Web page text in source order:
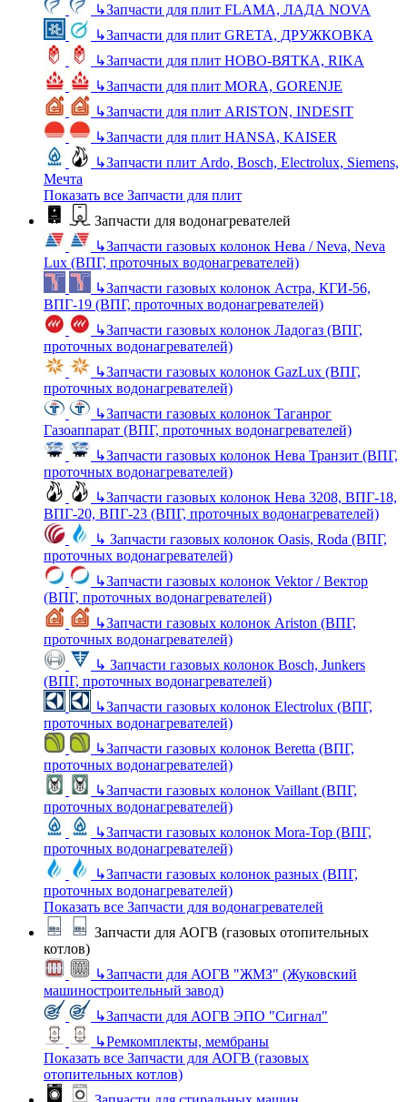
↳Запчасти для плит FLAMA, ЛАДА NOVA
↳Запчасти для плит GRETA, ДРУЖКОВКА
↳Запчасти для плит НОВО-ВЯТКА, RIKA
↳Запчасти для плит MORA, GORENJE
↳Запчасти для плит ARISTON, INDESIT
↳Запчасти для плит HANSA, KAISER
↳Запчасти плит Ardo, Bosch, Electrolux, Siemens,
Мечта
Показать все Запчасти для плит
Запчасти для водонагревателей
↳Запчасти газовых колонок Нева / Neva, Neva
Lux (ВПГ, проточных водонагревателей)
↳Запчасти газовых колонок Астра, КГИ-56,
ВПГ-19 (ВПГ, проточных водонагревателей)
↳Запчасти газовых колонок Ладогаз (ВПГ,
проточных водонагревателей)
↳Запчасти газовых колонок GazLux (ВПГ,
проточных водонагревателей)
↳Запчасти газовых колонок Таганрог
Газоаппарат (ВПГ, проточных водонагревателей)
↳Запчасти газовых колонок Нева Транзит (ВПГ,
проточных водонагревателей)
↳Запчасти газовых колонок Нева 3208, ВПГ-18,
ВПГ-20, ВПГ-23 (ВПГ, проточных водонагревателей)
↳ Запчасти газовых колонок Oasis, Roda (ВПГ,
проточных водонагревателей)
↳Запчасти газовых колонок Vektor / Вектор
(ВПГ, проточных водонагревателей)
↳Запчасти газовых колонок Ariston (ВПГ,
проточных водонагревателей)
↳ Запчасти газовых колонок Bosch, Junkers
(ВПГ, проточных водонагревателей)
↳Запчасти газовых колонок Electrolux (ВПГ,
проточных водонагревателей)
↳Запчасти газовых колонок Beretta (ВПГ,
проточных водонагревателей)
↳Запчасти газовых колонок Vaillant (ВПГ,
проточных водонагревателей)
↳Запчасти газовых колонок Mora-Top (ВПГ,
проточных водонагревателей)
↳Запчасти газовых колонок разных (ВПГ,
проточных водонагревателей)
Показать все Запчасти для водонагревателей
Запчасти для АОГВ (газовых отопительных
котлов)
↳Запчасти для АОГВ "ЖМЗ" (Жуковский
машиностроительный завод)
↳Запчасти для АОГВ ЭПО "Сигнал"
↳Ремкомплекты, мембраны
Показать все Запчасти для АОГВ (газовых
отопительных котлов)